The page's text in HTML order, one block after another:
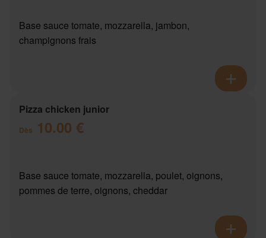
Base sauce tomate, mozzarella, jambon,
champignons frais
Pizza chicken junior
Dès 10.00 €
Base sauce tomate, mozzarella, poulet, oignons,
pommes de terre, oignons, cheddar